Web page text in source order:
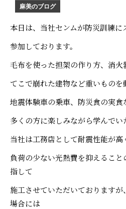
麻美のブログ
本日は、当社センムが防災訓練に
参加しております。
毛布を使った担架の作り方、消火
てこで崩れた建物など重いものを
地震体験車の乗車、防災食の実食
多くの方に楽しみながら学んでい
当社は工務店として耐震性能が
負荷の少ない光熱費を抑えるこ
指して
施工させていただいております
場合には